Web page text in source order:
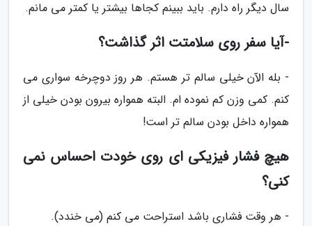
سال دیگر راه دارم. باید ببینم کجاها بیشتر یا کمتر می مانم.
-آیا سفر روی سلامتت اثر گذاشت؟
- بله الآن خیلی سالم تر هستم. هر روز دوچرخه سواری می
کنم. کمی وزن کم نموده ام. البته همواره بیرون بودن خیلی از
همواره داخل بودن سالم تر است!
هیچ فشار فیزیکی ای روی خودت احساس نمی
کنی؟
- هر وقت فشاری باشد استراحت می کنم (می خندد).